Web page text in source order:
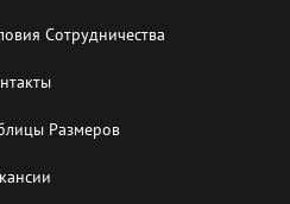
Сотрудничества
Размеров